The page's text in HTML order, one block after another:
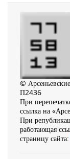
©
П2436
При
ссылка на
При
работающая
страницу сайта: